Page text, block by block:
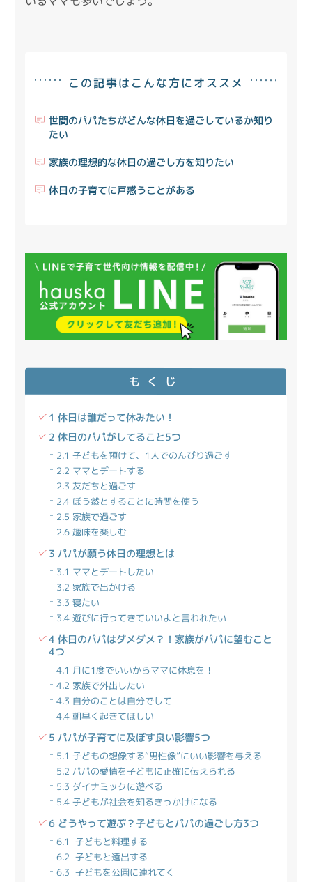
この記事はこんな方にオススメ
世間のパパたちがどんな休日を過ごしているか知り
たい
家族の理想的な休日の過ごし方を知りたい
休日の子育てに戸惑うことがある
もくじ
1 休日は誰だって休みたい！
2 休日のパパがしてること5つ
2.1 子どもを預けて、1人でのんびり過ごす
2.2 ママとデートする
2.3 友だちと過ごす
2.4 ぼう然とすることに時間を使う
2.5 家族で過ごす
2.6 趣味を楽しむ
3 パパが願う休日の理想とは
3.1 ママとデートしたい
3.2 家族で出かける
3.3 寝たい
3.4 遊びに行ってきていいよと言われたい
4 休日のパパはダメダメ？！家族がパパに望むこと
4つ
4.1 月に1度でいいからママに休息を！
4.2 家族で外出したい
4.3 自分のことは自分でして
4.4 朝早く起きてほしい
5 パパが子育てに及ぼす良い影響5つ
5.1 子どもの想像する“男性像”にいい影響を与える
5.2 パパの愛情を子どもに正確に伝えられる
5.3 ダイナミックに遊べる
5.4 子どもが社会を知るきっかけになる
6 どうやって遊ぶ？子どもとパパの過ごし方3つ
6.1 子どもと料理する
6.2 子どもと遠出する
6.3 子どもを公園に連れてく